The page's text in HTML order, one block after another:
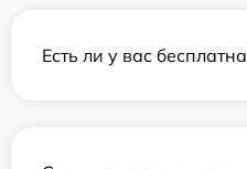
Есть ли у вас